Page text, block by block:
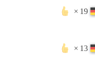
19
13